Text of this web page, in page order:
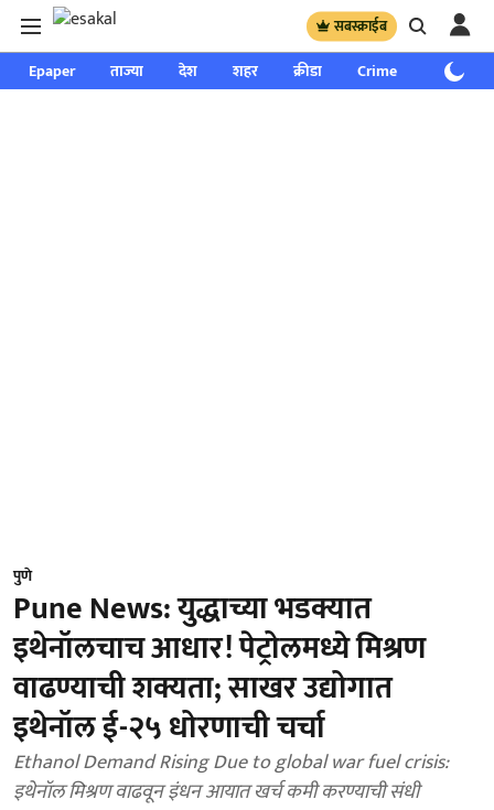
सबस्क्राईब
Epaper ताज्या देश शहर क्रीडा Crime साप्ताहिक
पुणे
Pune News: युद्धाच्या भडक्यात
इथेनॉलचाच आधार! पेट्रोलमध्ये मिश्रण
वाढण्याची शक्यता; साखर उद्योगात
इथेनॉल ई-२५ धोरणाची चर्चा
Ethanol Demand Rising Due to global war fuel crisis:
इथेनॉल मिश्रण वाढवून इंधन आयात खर्च कमी करण्याची संधी